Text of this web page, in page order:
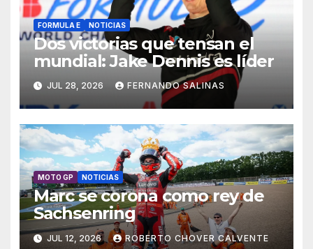
FORMULA E NOTICIAS
Dos victorias que tensan el
mundial: Jake Dennis es líder
JUL 28, 2026 FERNANDO SALINAS
MOTO GP NOTICIAS
Marc se corona como rey de
Sachsenring
JUL 12, 2026 ROBERTO CHOVER CALVENTE